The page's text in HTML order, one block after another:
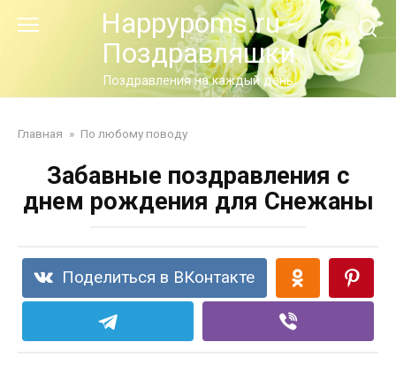
Happypoms.ru -
Поздравляшки
Поздравления на каждый день
Главная » По любому поводу
Забавные поздравления с
днем рождения для Снежаны
Поделиться в ВКонтакте